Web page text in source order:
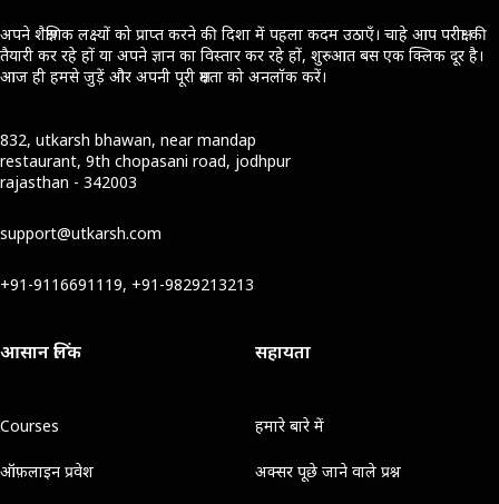
अपने शैक्षणिक लक्ष्यों को प्राप्त करने की दिशा में पहला कदम उठाएँ। चाहे आप परीक्षा की
तैयारी कर रहे हों या अपने ज्ञान का विस्तार कर रहे हों, शुरुआत बस एक क्लिक दूर है।
आज ही हमसे जुड़ें और अपनी पूरी क्षमता को अनलॉक करें।
832, utkarsh bhawan, near mandap
restaurant, 9th chopasani road, jodhpur
rajasthan - 342003
support@utkarsh.com
+91-9116691119, +91-9829213213
आसान लिंक
Courses
ऑफ़लाइन प्रवेश
सहायता
हमारे बारे में
अक्सर पूछे जाने वाले प्रश्न